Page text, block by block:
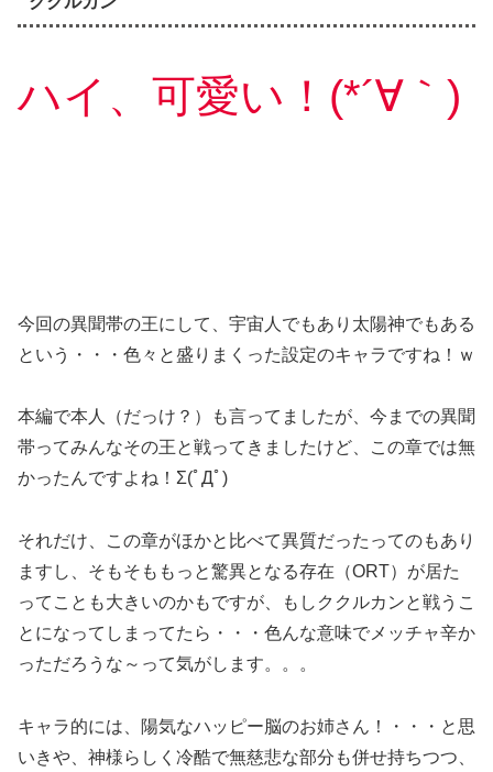
ハイ、可愛い！(*´∀｀)
今回の異聞帯の王にして、宇宙人でもあり太陽神でもある
という・・・色々と盛りまくった設定のキャラですね！ｗ
本編で本人（だっけ？）も言ってましたが、今までの異聞
帯ってみんなその王と戦ってきましたけど、この章では無
かったんですよね！Σ(ﾟДﾟ)
それだけ、この章がほかと比べて異質だったってのもあり
ますし、そもそももっと驚異となる存在（ORT）が居た
ってことも大きいのかもですが、もしククルカンと戦うこ
とになってしまってたら・・・色んな意味でメッチャ辛か
っただろうな～って気がします。。。
キャラ的には、陽気なハッピー脳のお姉さん！・・・と思
いきや、神様らしく冷酷で無慈悲な部分も併せ持ちつつ、